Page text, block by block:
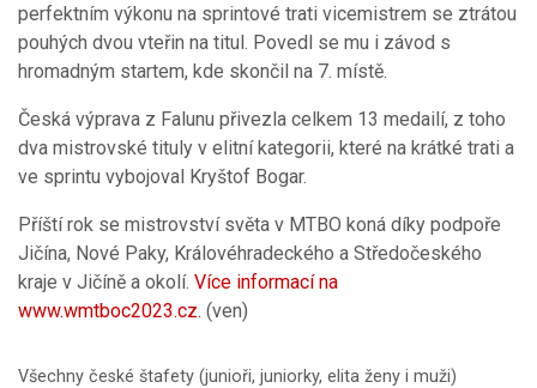
perfektním výkonu na sprintové trati vicemistrem se ztrátou
pouhých dvou vteřin na titul. Povedl se mu i závod s
hromadným startem, kde skončil na 7. místě.
Česká výprava z Falunu přivezla celkem 13 medailí, z toho
dva mistrovské tituly v elitní kategorii, které na krátké trati a
ve sprintu vybojoval Kryštof Bogar.
Příští rok se mistrovství světa v MTBO koná díky podpoře
Jičína, Nové Paky, Královéhradeckého a Středočeského
kraje v Jičíně a okolí. Více informací na
www.wmtboc2023.cz. (ven)
Všechny české štafety (junioři, juniorky, elita ženy i muži)